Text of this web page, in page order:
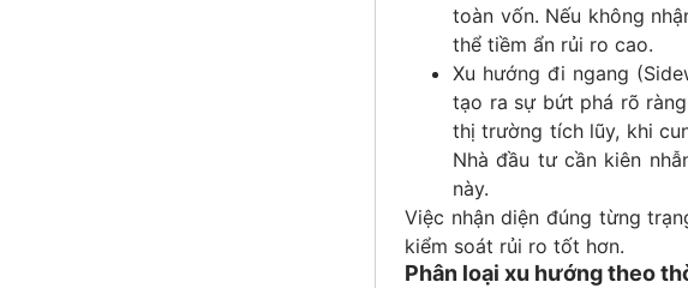
toàn vốn. Nếu không
thể tiềm ẩn rủi ro cao.
Xu hướng đi ngang
tạo ra sự bứt phá rõ
thị trường tích lũy, khi
Nhà đầu tư cần kiên
này.
Việc nhận diện đúng từng
kiểm soát rủi ro tốt hơn.
Phân loại xu hướng theo